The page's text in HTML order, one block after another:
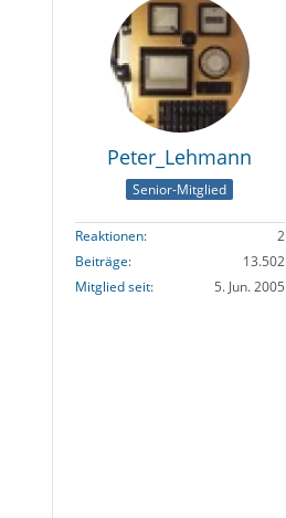
Peter_Lehmann
Senior-Mitglied
Reaktionen
2
Beiträge
13.502
Mitglied seit
5. Jun. 2005